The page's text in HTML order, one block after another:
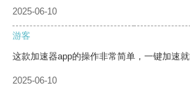
2025-06-10
游客
这款加速器app的操作非常简单，一键加速就
2025-06-10